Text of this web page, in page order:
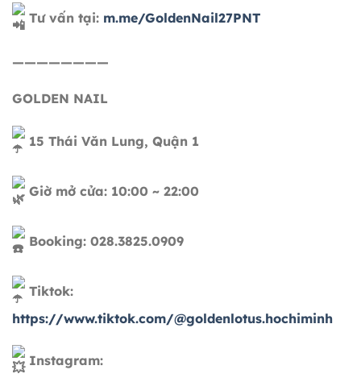
Tư vấn tại: m.me/GoldenNail27PNT
————————
GOLDEN NAIL
15 Thái Văn Lung, Quận 1
Giờ mở cửa: 10:00 ~ 22:00
Booking: 028.3825.0909
Tiktok:
https://www.tiktok.com/@goldenlotus.hochiminh
Instagram: